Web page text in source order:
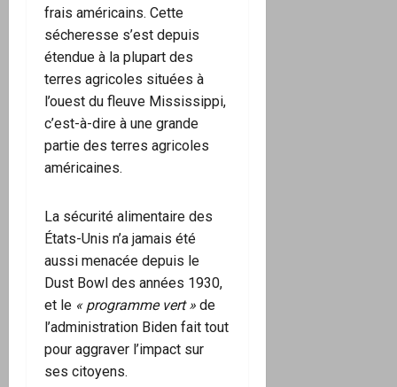
frais américains. Cette
sécheresse s’est depuis
étendue à la plupart des
terres agricoles situées à
l’ouest du fleuve Mississippi,
c’est-à-dire à une grande
partie des terres agricoles
américaines.
La sécurité alimentaire des
États-Unis n’a jamais été
aussi menacée depuis le
Dust Bowl des années 1930,
et le « programme vert » de
l’administration Biden fait tout
pour aggraver l’impact sur
ses citoyens.